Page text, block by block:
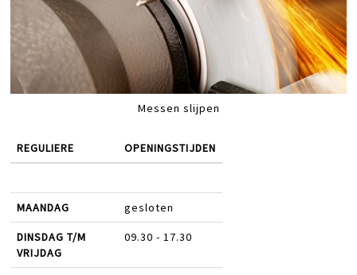
Messen slijpen
REGULIERE OPENINGSTIJDEN
MAANDAG gesloten
DINSDAG T/M
VRIJDAG
09.30 - 17.30